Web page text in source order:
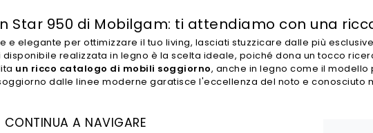
Star 950 di Mobilgam: ti attendiamo con una
e elegante per ottimizzare il tuo living, lasciati stuzzicare dalle più
disponibile realizzata in legno è la scelta ideale, poiché dona un tocco
un ricco catalogo di mobili soggiorno, anche in legno come il
dalle linee moderne garatisce l'eccellenza del noto e conosciuto
CONTINUA A NAVIGARE